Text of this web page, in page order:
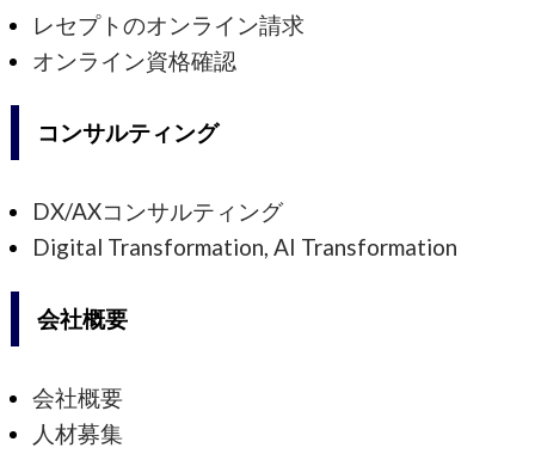
レセプトのオンライン請求
オンライン資格確認
コンサルティング
DX/AXコンサルティング
Digital Transformation, AI Transformation
会社概要
会社概要
人材募集